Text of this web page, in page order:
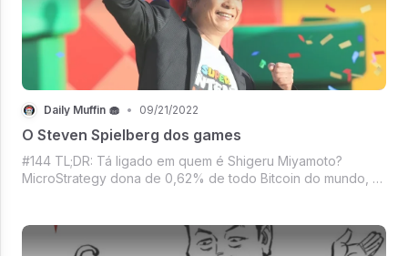
Daily Muffin 🧁 • 09/21/2022
O Steven Spielberg dos games
#144 TL;DR: Tá ligado em quem é Shigeru Miyamoto?
MicroStrategy dona de 0,62% de todo Bitcoin do mundo, A
a batalha continua, A Meta tá